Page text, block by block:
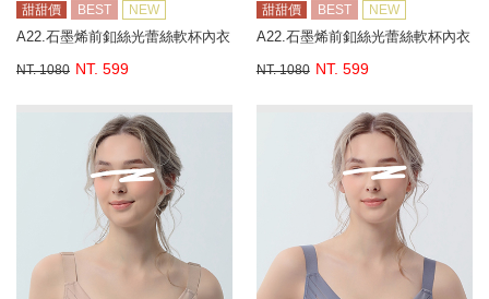
甜甜價 BEST NEW
A22.石墨烯前釦絲光蕾絲軟杯內衣
NT. 1080 NT. 599
甜甜價 BEST NEW
A22.石墨烯前釦絲光蕾絲軟杯內衣
NT. 1080 NT. 599